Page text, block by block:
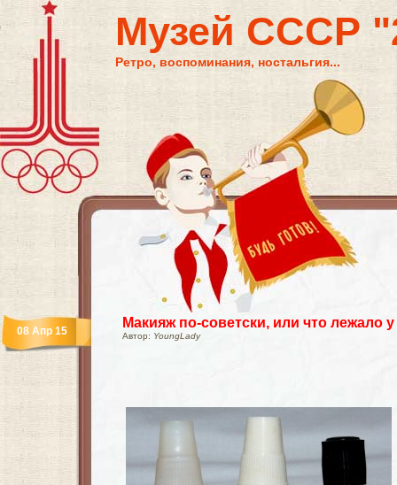
Музей СССР
Ретро, воспоминания, ностальгия...
Макияж по-советски, или что лежало
Автор: YoungLady
08 Апр 15